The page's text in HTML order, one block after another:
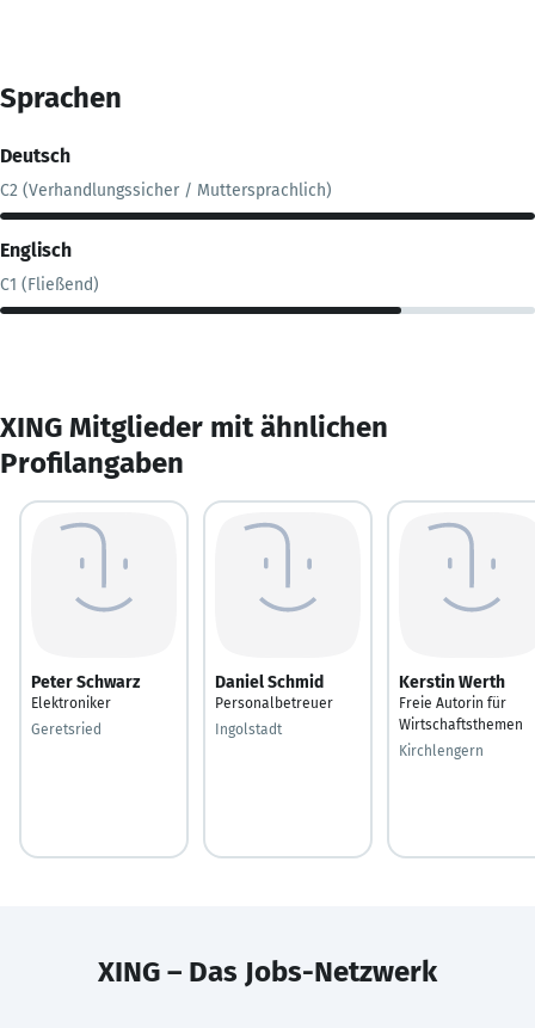
Sprachen
Deutsch
C2 (Verhandlungssicher / Muttersprachlich)
Englisch
C1 (Fließend)
XING Mitglieder mit ähnlichen
Profilangaben
Peter Schwarz
Elektroniker
Geretsried
Daniel Schmid
Personalbetreuer
Ingolstadt
Kerstin Werth
Freie Autorin für
Wirtschaftsthemen
Kirchlengern
XING – Das Jobs-Netzwerk